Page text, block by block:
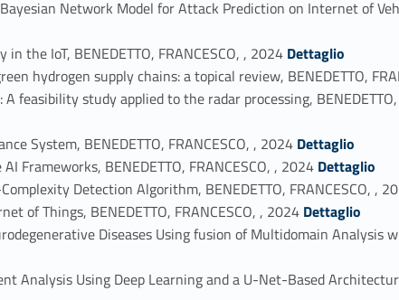
Network Model for Attack Prediction on Internet of
the IoT, BENEDETTO, FRANCESCO, , 2024 Link identifier #identifier_person_110999-11
Dettaglio
hydrogen supply chains: a topical review, BENEDETTO,
study applied to the radar processing, BENEDETTO,
System, BENEDETTO, FRANCESCO, , 2024 Link identifier #identifier_person_32810-14
Dettaglio
Frameworks, BENEDETTO, FRANCESCO, , 2024 Link identifier #identifier_person_4576-15
Dettaglio
Detection Algorithm, BENEDETTO, FRANCESCO, ,
of Things, BENEDETTO, FRANCESCO, , 2024 Link identifier #identifier_person_83767-17
Dettaglio
Diseases Using fusion of Multidomain Analysis
Analysis Using Deep Learning and a U-Net-Based